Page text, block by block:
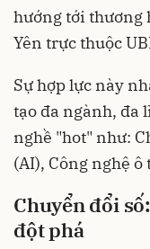
hướng tới thương
Yên trực thuộc
Sự hợp lực này
tạo đa ngành, đa
nghề "hot" như:
(AI), Công nghệ
Chuyển đổi
đột phá